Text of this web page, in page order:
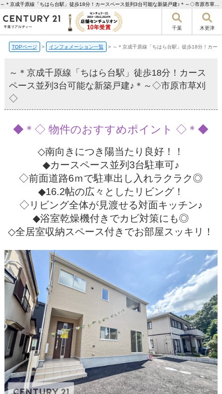
千葉 木更津
TOPページ > インフォメーション一覧 > ～＊京成千原線「ちはら台駅」徒歩18分！カ
～＊京成千原線「ちはら台駅」徒歩18分！カース
ペース並列3台可能な新築戸建♪＊～◇市原市草刈
◇
◆＊◇ 物件のおすすめポイント ◇＊◆
◇南向きにつき陽当たり良好！！
◆カースペース並列3台駐車可♪
◇前面道路6ｍで駐車出し入れラクラク◎
◆16.2帖の広々としたリビング！
◇リビング全体が見渡せる対面キッチン♪
◆浴室乾燥機付きでカビ対策にも◎
◇全居室収納スペース付きでお部屋スッキリ！